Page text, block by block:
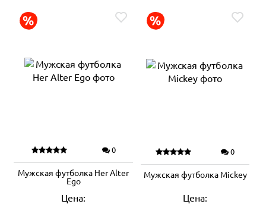
0
Мужская футболка Her Alter
Ego
Цена:
0
Мужская футболка Mickey
Цена: